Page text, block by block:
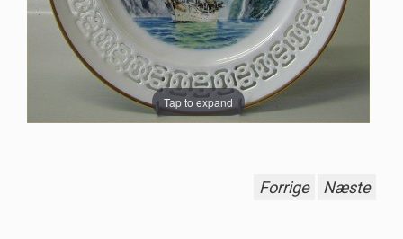
Tap to expand
Forrige Næste